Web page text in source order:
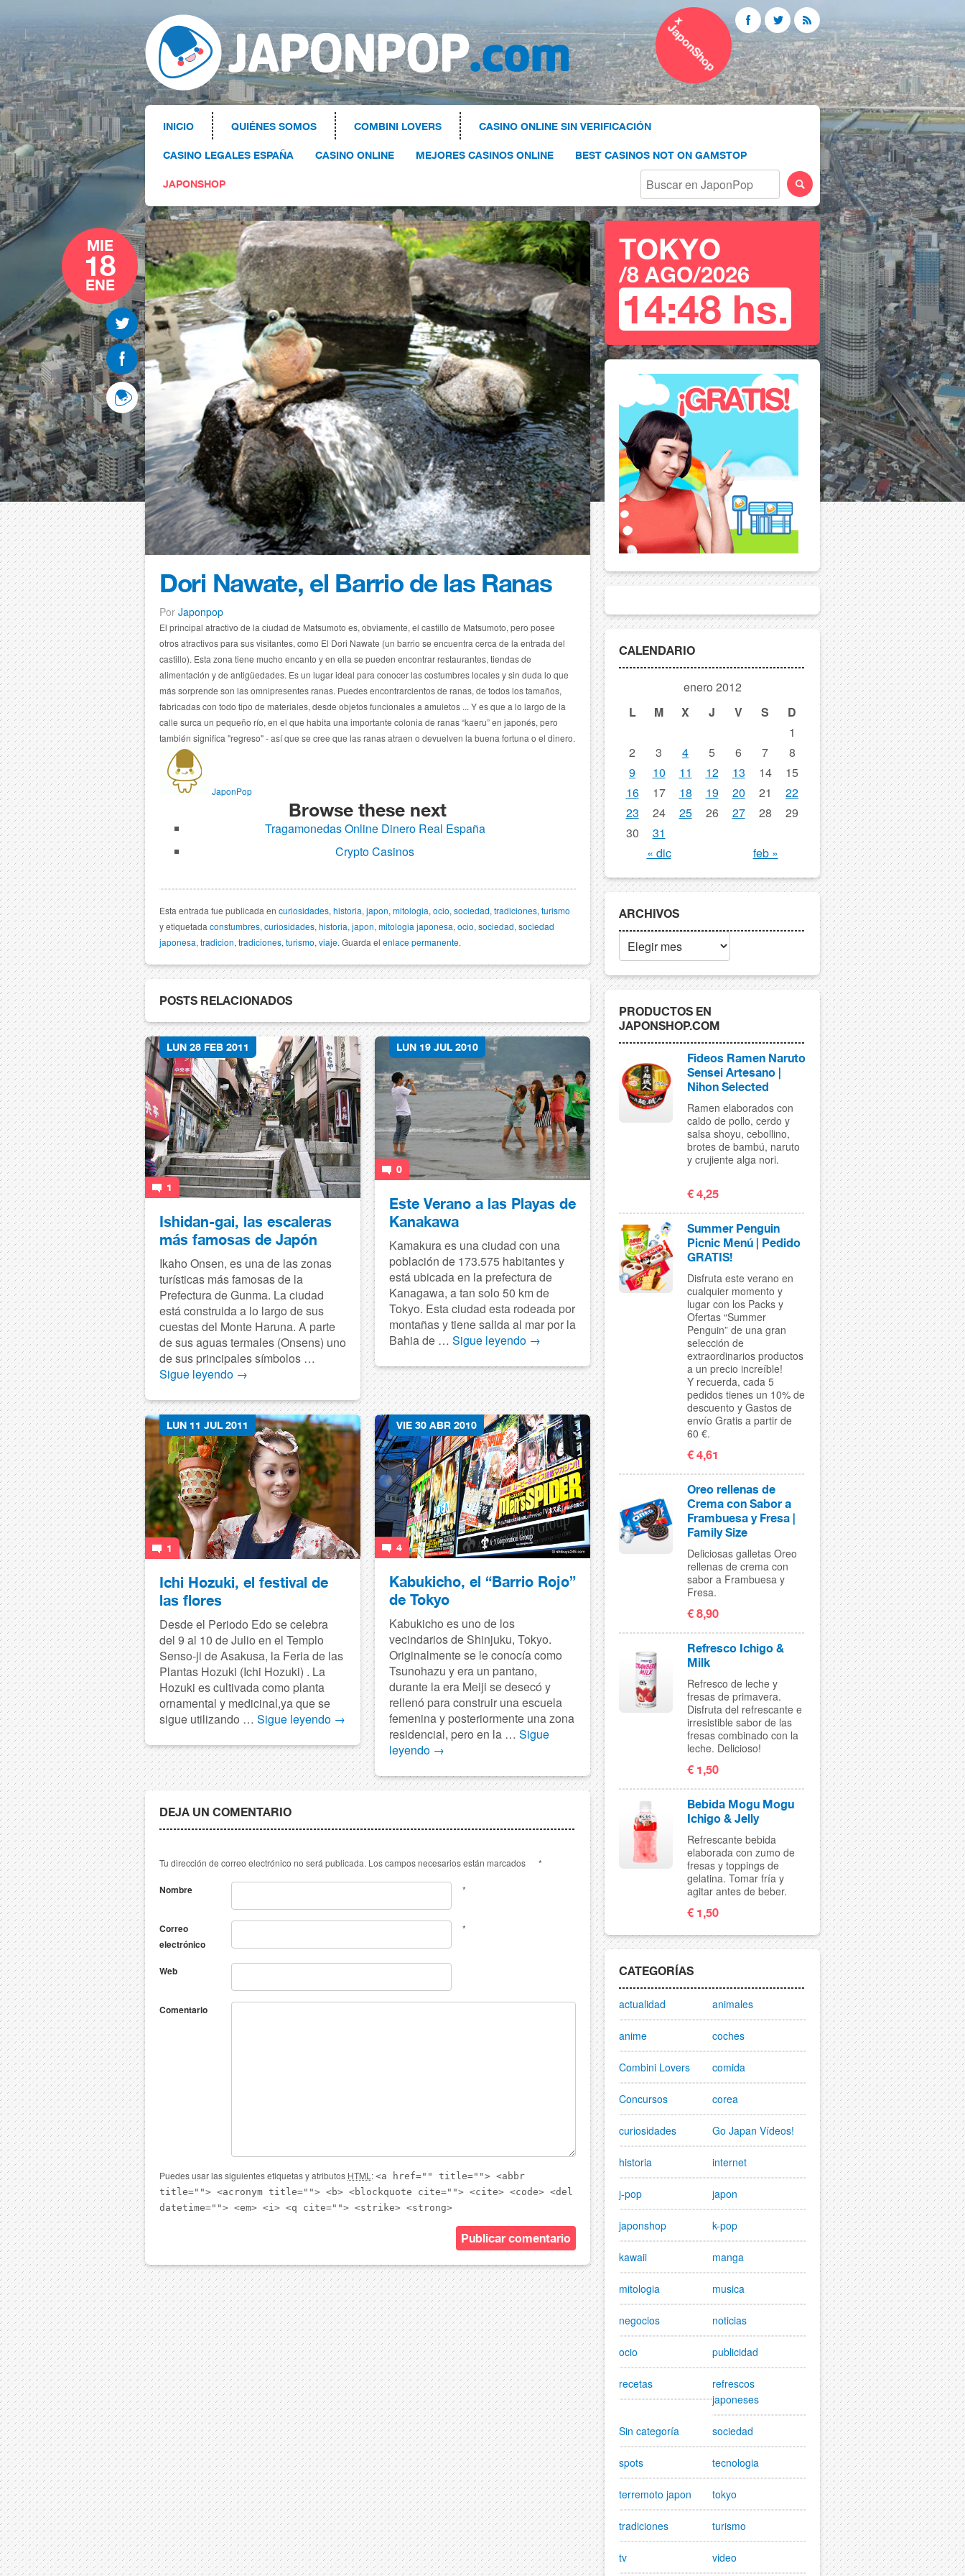
INICIO QUIÉNES SOMOS COMBINI LOVERS CASINO ONLINE SIN VERIFICACIÓN
CASINO LEGALES ESPAÑA CASINO ONLINE MEJORES CASINOS ONLINE BEST CASINOS NOT ON GAMSTOP
JAPONSHOP
MIE
18
ENE
Dori Nawate, el Barrio de las Ranas
Por Japonpop
El principal atractivo de la ciudad de Matsumoto es, obviamente, el castillo de Matsumoto, pero posee
otros atractivos para sus visitantes, como El Dori Nawate (un barrio se encuentra cerca de la entrada del
castillo). Esta zona tiene mucho encanto y en ella se pueden encontrar restaurantes, tiendas de
alimentación y de antigüedades. Es un lugar ideal para conocer las costumbres locales y sin duda lo que
más sorprende son las omnipresentes ranas. Puedes encontrarcientos de ranas, de todos los tamaños,
fabricadas con todo tipo de materiales, desde objetos funcionales a amuletos ... Y es que a lo largo de la
calle surca un pequeño río, en el que habita una importante colonia de ranas “kaeru” en japonés, pero
también significa "regreso" - así que se cree que las ranas atraen o devuelven la buena fortuna o el dinero.
JaponPop
Browse these next
Tragamonedas Online Dinero Real España
Crypto Casinos
Esta entrada fue publicada en curiosidades, historia, japon, mitologia, ocio, sociedad, tradiciones, turismo
y etiquetada constumbres, curiosidades, historia, japon, mitologia japonesa, ocio, sociedad, sociedad
japonesa, tradicion, tradiciones, turismo, viaje. Guarda el enlace permanente.
POSTS RELACIONADOS
LUN 28 FEB 2011
1
Ishidan-gai, las escaleras
más famosas de Japón
Ikaho Onsen, es una de las zonas
turísticas más famosas de la
Prefectura de Gunma. La ciudad
está construida a lo largo de sus
cuestas del Monte Haruna. A parte
de sus aguas termales (Onsens) uno
de sus principales símbolos …
Sigue leyendo →
LUN 19 JUL 2010
0
Este Verano a las Playas de
Kanakawa
Kamakura es una ciudad con una
población de 173.575 habitantes y
está ubicada en la prefectura de
Kanagawa, a tan solo 50 km de
Tokyo. Esta ciudad esta rodeada por
montañas y tiene salida al mar por la
Bahia de … Sigue leyendo →
LUN 11 JUL 2011
1
Ichi Hozuki, el festival de
las flores
Desde el Periodo Edo se celebra
del 9 al 10 de Julio en el Templo
Senso-ji de Asakusa, la Feria de las
Plantas Hozuki (Ichi Hozuki) . La
Hozuki es cultivada como planta
ornamental y medicinal,ya que se
sigue utilizando … Sigue leyendo →
VIE 30 ABR 2010
4
Kabukicho, el “Barrio Rojo”
de Tokyo
Kabukicho es uno de los
vecindarios de Shinjuku, Tokyo.
Originalmente se le conocía como
Tsunohazu y era un pantano,
durante la era Meiji se desecó y
rellenó para construir una escuela
femenina y posteriormente una zona
residencial, pero en la … Sigue
leyendo →
DEJA UN COMENTARIO
Tu dirección de correo electrónico no será publicada. Los campos necesarios están marcados *
Nombre *
Correo
electrónico
*
Web
Comentario
Puedes usar las siguientes etiquetas y atributos HTML : <a href="" title=""> <abbr
title=""> <acronym title=""> <b> <blockquote cite=""> <cite> <code> <del
datetime=""> <em> <i> <q cite=""> <strike> <strong>
TOKYO
/8 AGO/2026
14:48 hs.
CALENDARIO
enero 2012
L
M X J V S D
« dic feb »
1
2
3 4 5 6 7
8
9
10 11 12 13 14
15
16
17 18 19 20 21
22
23
24 25 26 27 28
29
30
31
ARCHIVOS
PRODUCTOS EN
JAPONSHOP.COM
Fideos Ramen Naruto
Sensei Artesano |
Nihon Selected
Ramen elaborados con
caldo de pollo, cerdo y
salsa shoyu, cebollino,
brotes de bambú, naruto
y crujiente alga nori.
€ 4,25
Summer Penguin
Picnic Menú | Pedido
GRATIS!
Disfruta este verano en
cualquier momento y
lugar con los Packs y
Ofertas “Summer
Penguin” de una gran
selección de
extraordinarios productos
a un precio increíble!
Y recuerda, cada 5
pedidos tienes un 10% de
descuento y Gastos de
envío Gratis a partir de
60 €.
€ 4,61
Oreo rellenas de
Crema con Sabor a
Frambuesa y Fresa |
Family Size
Deliciosas galletas Oreo
rellenas de crema con
sabor a Frambuesa y
Fresa.
€ 8,90
Refresco Ichigo &
Milk
Refresco de leche y
fresas de primavera.
Disfruta del refrescante e
irresistible sabor de las
fresas combinado con la
leche. Delicioso!
€ 1,50
Bebida Mogu Mogu
Ichigo & Jelly
Refrescante bebida
elaborada con zumo de
fresas y toppings de
gelatina. Tomar fría y
agitar antes de beber.
€ 1,50
CATEGORÍAS
actualidad animales
anime coches
Combini Lovers comida
Concursos corea
curiosidades Go Japan Vídeos!
historia internet
j-pop japon
japonshop k-pop
kawaii manga
mitologia musica
negocios noticias
ocio publicidad
recetas
refrescos
japoneses
Sin categoría sociedad
spots tecnologia
terremoto japon tokyo
tradiciones turismo
tv video